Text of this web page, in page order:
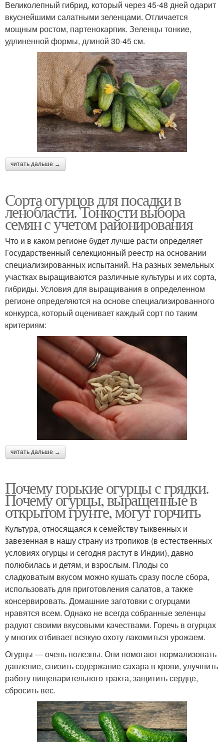
Великолепный гибрид, который через 45-48 дней одарит
вкуснейшими салатными зеленцами. Отличается
мощным ростом, партенокарпик. Зеленцы тонкие,
удлиненной формы, длиной 30-45 см.
читать дальше →
Сорта огурцов для посадки в
ленобласти. Тонкости выбора
семян с учетом районирования
Что и в каком регионе будет лучше расти определяет
Государственный селекционный реестр на основании
специализированных испытаний. На разных земельных
участках выращиваются различные культуры и их сорта,
гибриды. Условия для выращивания в определенном
регионе определяются на основе специализированного
конкурса, который оценивает каждый сорт по таким
критериям:
читать дальше →
Почему горькие огурцы с грядки.
Почему огурцы, выращенные в
открытом грунте, могут горчить
Культура, относящаяся к семейству тыквенных и
завезенная в нашу страну из тропиков (в естественных
условиях огурцы и сегодня растут в Индии), давно
полюбилась и детям, и взрослым. Плоды со
сладковатым вкусом можно кушать сразу после сбора,
использовать для приготовления салатов, а также
консервировать. Домашние заготовки с огурцами
нравятся всем. Однако не всегда собранные зеленцы
радуют своими вкусовыми качествами. Горечь в огурцах
у многих отбивает всякую охоту лакомиться урожаем.
Огурцы — очень полезны. Они помогают нормализовать
давление, снизить содержание сахара в крови, улучшить
работу пищеварительного тракта, защитить сердце,
сбросить вес.